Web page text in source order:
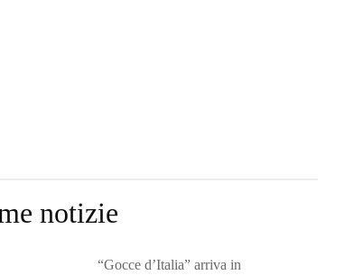
notizie
“Gocce d’Italia” arriva in